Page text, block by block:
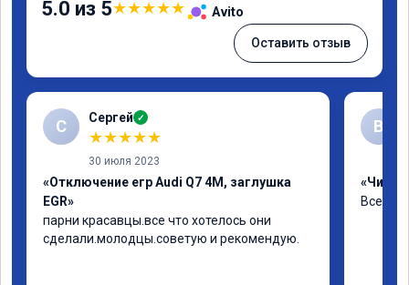
5.0 из 5★★★★★ Avito
Оставить отзыв
С Сергей ✓
★★★★★
30 июля 2023
«Отключение егр Audi Q7 4M, заглушка
EGR»
парни красавцы.все что хотелось они
сделали.молодцы.советую и рекомендую.
В
«Чип
Все